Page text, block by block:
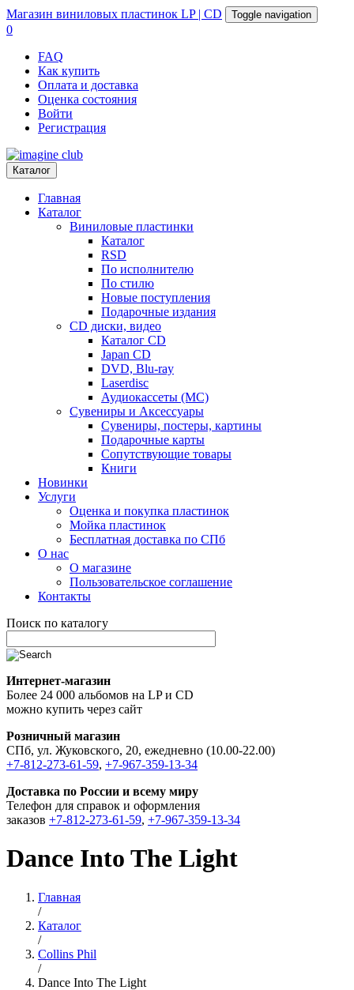
Магазин виниловых пластинок LP | CD Toggle navigation
0
FAQ
Как купить
Оплата и доставка
Оценка состояния
Войти
Регистрация
Каталог
Главная
Каталог
Виниловые пластинки
Каталог
RSD
По исполнителю
По стилю
Новые поступления
Подарочные издания
CD диски, видео
Каталог CD
Japan CD
DVD, Blu-ray
Laserdisc
Аудиокассеты (MC)
Сувениры и Аксессуары
Сувениры, постеры, картины
Подарочные карты
Сопутствующие товары
Книги
Новинки
Услуги
Оценка и покупка пластинок
Мойка пластинок
Бесплатная доставка по СПб
О нас
О магазине
Пользовательское соглашение
Контакты
Поиск по каталогу
Интернет-магазин
Более 24 000 альбомов на LP и CD
можно купить через сайт
Розничный магазин
СПб, ул. Жуковского, 20, ежедневно (10.00-22.00)
+7-812-273-61-59, +7-967-359-13-34
Доставка по России и всему миру
Телефон для справок и оформления
заказов +7-812-273-61-59, +7-967-359-13-34
Dance Into The Light
Главная
/
Каталог
/
Collins Phil
/
Dance Into The Light